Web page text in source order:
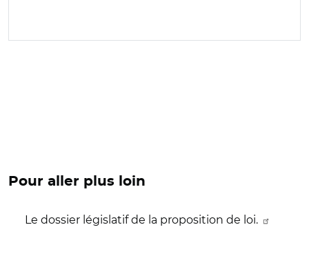
Pour aller plus loin
Le dossier législatif de la proposition de loi.